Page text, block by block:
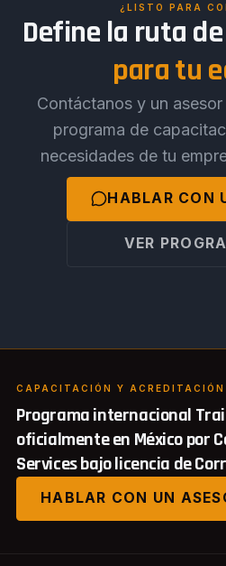
¿LISTO PARA
Define la ruta
para tu
Contáctanos y un
programa de
necesidades de tu
HABLAR CON
VER
CAPACITACIÓN Y
Programa internacional
oficialmente en México por
Services bajo licencia de
HABLAR CON UN